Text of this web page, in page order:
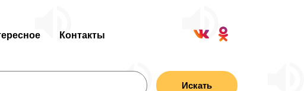
Контакты
Искать